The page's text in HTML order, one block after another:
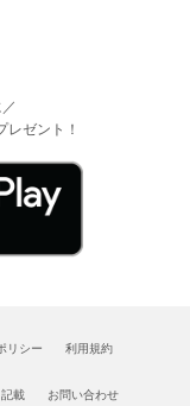
ゼント！
リシー 利用規約
載 お問い合わせ